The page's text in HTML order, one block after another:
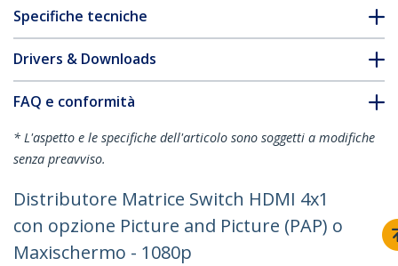
Specifiche tecniche
Drivers & Downloads
FAQ e conformità
* L'aspetto e le specifiche dell'articolo sono soggetti a modifiche
senza preavviso.
Distributore Matrice Switch HDMI 4x1
con opzione Picture and Picture (PAP) o
Maxischermo - 1080p